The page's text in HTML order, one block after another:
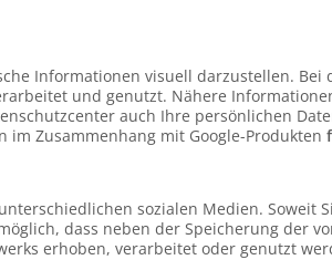
Informationen visuell darzustellen.
und genutzt. Nähere
auch Ihre persönlichen
Zusammenhang mit Google-Produkten
sozialen Medien. Soweit
dass neben der Speicherung der
erhoben, verarbeitet oder genutzt